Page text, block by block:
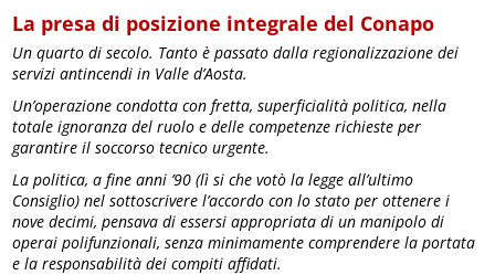
La presa di posizione integrale del Conapo
Un quarto di secolo. Tanto è passato dalla regionalizzazione dei
servizi antincendi in Valle d’Aosta.
Un’operazione condotta con fretta, superficialità politica, nella
totale ignoranza del ruolo e delle competenze richieste per
garantire il soccorso tecnico urgente.
La politica, a fine anni ’90 (lì si che votò la legge all’ultimo
Consiglio) nel sottoscrivere l’accordo con lo stato per ottenere i
nove decimi, pensava di essersi appropriata di un manipolo di
operai polifunzionali, senza minimamente comprendere la portata
e la responsabilità dei compiti affidati.